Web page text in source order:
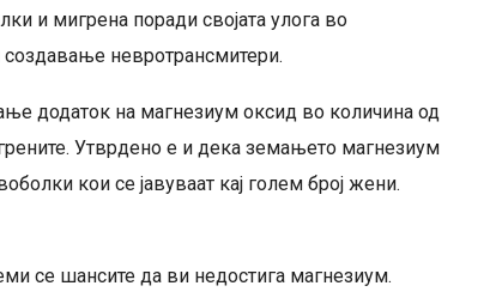
и мигрена поради својата улога во
невротрансмитери.
додаток на магнезиум оксид во количина од
Утврдено е и дека земањето магнезиум
кои се јавуваат кај голем број жени.
се шансите да ви недостига магнезиум.